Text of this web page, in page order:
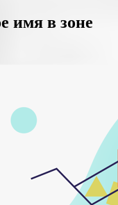
имя в зоне